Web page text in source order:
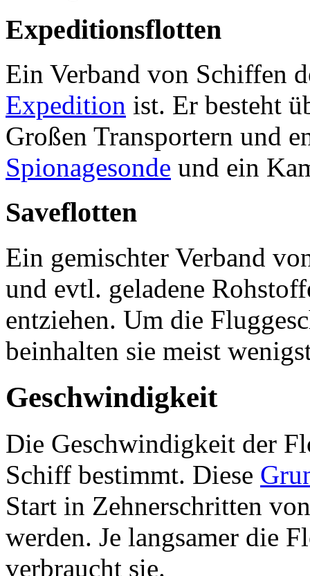
Expeditionsflotten
Ein Verband von Schiffen
Expedition ist. Er besteht
Großen Transportern und
Spionagesonde und ein
Saveflotten
Ein gemischter Verband
und evtl. geladene
entziehen. Um die
beinhalten sie meist
Geschwindigkeit
Die Geschwindigkeit der
Schiff bestimmt. Diese
Start in Zehnerschritten
werden. Je langsamer die
verbraucht sie.